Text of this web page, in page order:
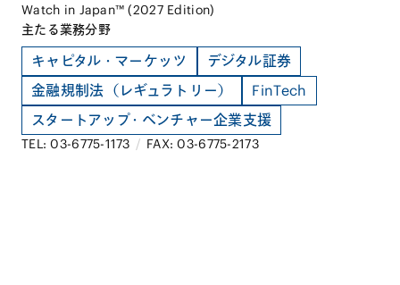
Watch in Japan™ (2027 Edition)
主たる業務分野
キャピタル・マーケッツ
デジタル証券
金融規制法（レギュラトリー）
FinTech
スタートアップ・ベンチャー企業支援
TEL: 03-6775-1173 / FAX: 03-6775-2173